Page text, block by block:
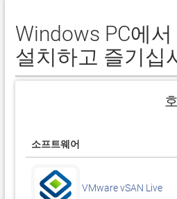
Windows PC에
설치하고 즐기십
소프트웨어
VMware vSAN Live